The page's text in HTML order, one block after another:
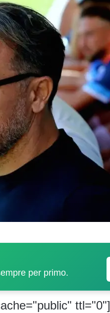
per primo.
ttl="0"]